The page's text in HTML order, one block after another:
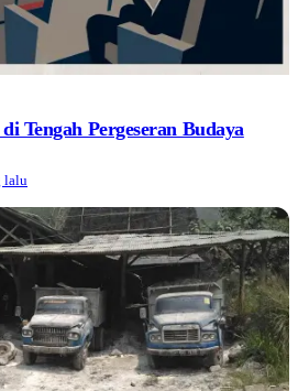
Tengah Pergeseran Budaya
lalu